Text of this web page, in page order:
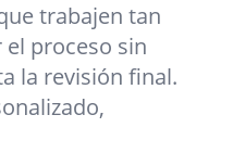
trabajen tan
proceso sin
la revisión final.